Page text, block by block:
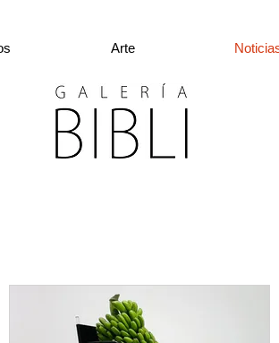
Arte